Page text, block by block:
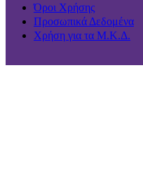
Όροι Χρήσης
Προσωπικά Δεδομένα
Χρήση για τα Μ.Κ.Δ.